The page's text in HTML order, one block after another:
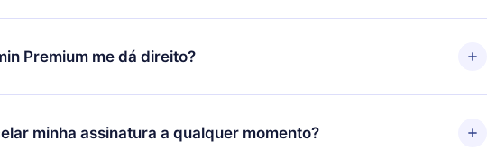
só se aplicará a partir do próximo período de cobrança. Por
decidiu mudar sua assinatura mensal para anual, após confirmar a
o plano anual, o novo plano só será aplicado e cobrado após o aniversário
Premium me dá direito?
é um plano que te garante acesso a toda nossa biblioteca de 2500+
em 3 línguas (Inglês, espanhol e português) que você pode ler ou
momento através do nosso aplicativo disponível para iOS, Android e
minha assinatura a qualquer momento?